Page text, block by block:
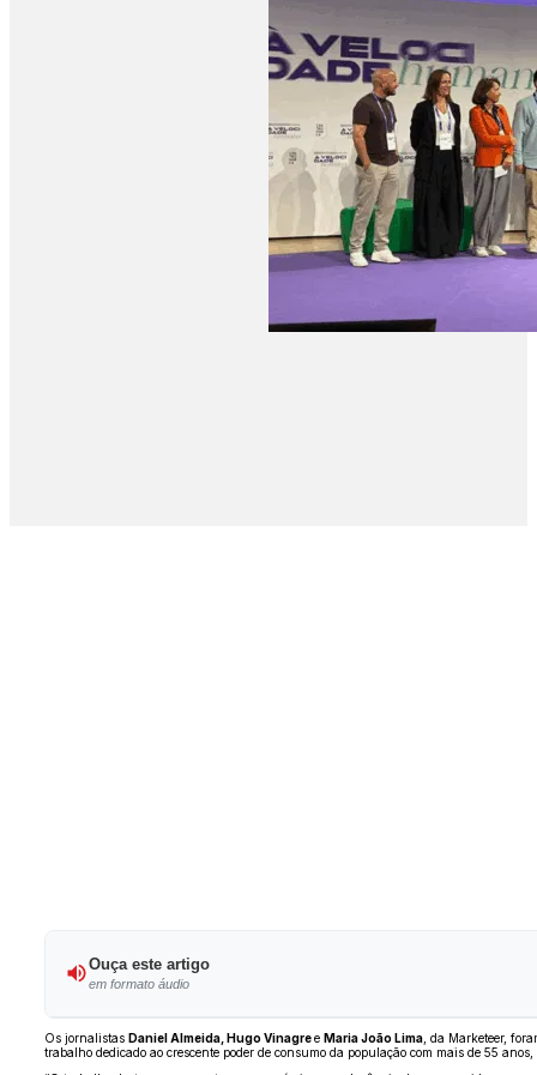
Ouça este artigo
em formato áudio
Os jornalistas Daniel Almeida, Hugo Vinagree Maria João Lima, da Marketeer,
trabalho dedicado ao crescente poder de consumo da população com mais de 55